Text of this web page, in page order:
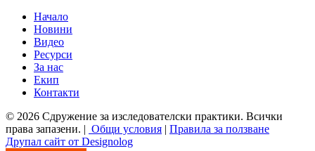
Основно меню
Начало
Новини
Видео
Ресурси
За нас
Екип
Контакти
© 2026 Сдружение за изследователски практики. Всички
права запазени. | Общи условия | Правила за ползване
Друпал сайт от Designolog